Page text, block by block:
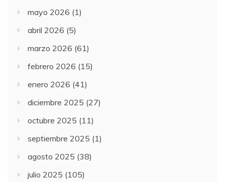
mayo 2026 (1)
abril 2026 (5)
marzo 2026 (61)
febrero 2026 (15)
enero 2026 (41)
diciembre 2025 (27)
octubre 2025 (11)
septiembre 2025 (1)
agosto 2025 (38)
julio 2025 (105)